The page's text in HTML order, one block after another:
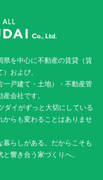
を中心に不動産の賃貸（賃
および、
戸建て・土地）・不動産管
会社です。
ダイがずっと大切にしている
からも変わることはありませ
らしがある。だからこそも
響き合う家づくりへ。